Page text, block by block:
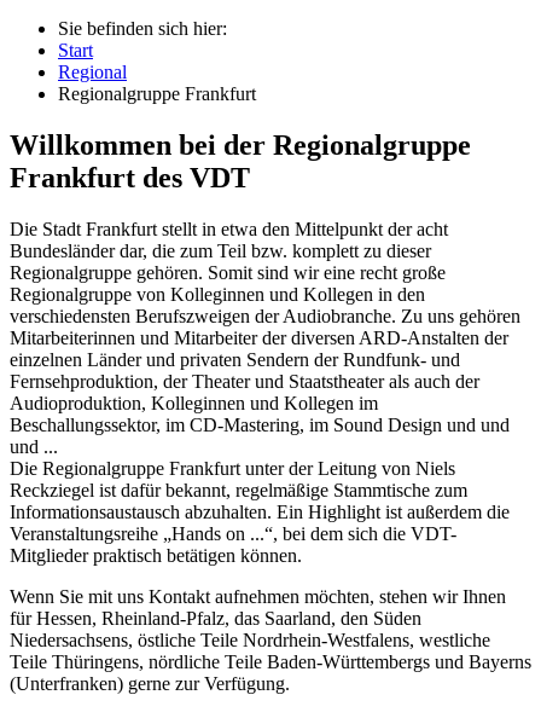
Sie befinden sich hier:
Start
Regional
Regionalgruppe Frankfurt
Willkommen bei der Regionalgruppe
Frankfurt des VDT
Die Stadt Frankfurt stellt in etwa den Mittelpunkt der acht
Bundesländer dar, die zum Teil bzw. komplett zu dieser
Regionalgruppe gehören. Somit sind wir eine recht große
Regionalgruppe von Kolleginnen und Kollegen in den
verschiedensten Berufszweigen der Audiobranche. Zu uns gehören
Mitarbeiterinnen und Mitarbeiter der diversen ARD-Anstalten der
einzelnen Länder und privaten Sendern der Rundfunk- und
Fernsehproduktion, der Theater und Staatstheater als auch der
Audioproduktion, Kolleginnen und Kollegen im
Beschallungssektor, im CD-Mastering, im Sound Design und und
und ...
Die Regionalgruppe Frankfurt unter der Leitung von Niels
Reckziegel ist dafür bekannt, regelmäßige Stammtische zum
Informationsaustausch abzuhalten. Ein Highlight ist außerdem die
Veranstaltungsreihe „Hands on ...“, bei dem sich die VDT-
Mitglieder praktisch betätigen können.
Wenn Sie mit uns Kontakt aufnehmen möchten, stehen wir Ihnen
für Hessen, Rheinland-Pfalz, das Saarland, den Süden
Niedersachsens, östliche Teile Nordrhein-Westfalens, westliche
Teile Thüringens, nördliche Teile Baden-Württembergs und Bayerns
(Unterfranken) gerne zur Verfügung.